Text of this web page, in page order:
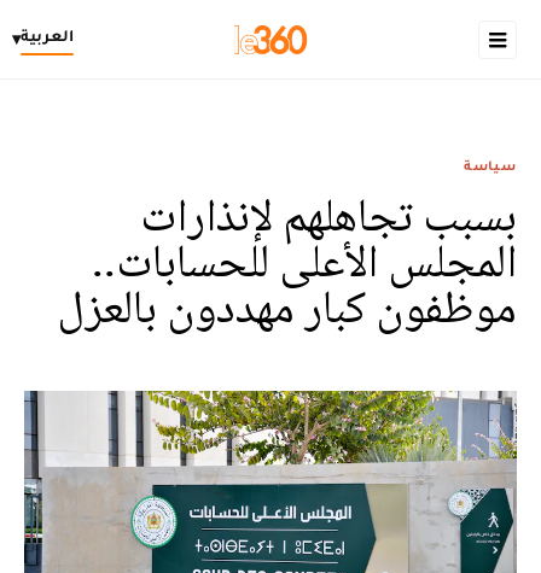
العربية▾
سياسة
بسبب تجاهلهم لإنذارات
المجلس الأعلى للحسابات..
موظفون كبار مهددون بالعزل